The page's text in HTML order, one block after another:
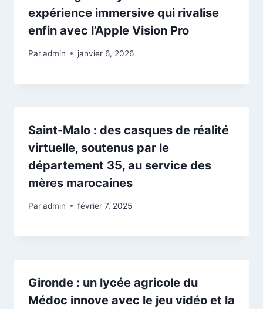
expérience immersive qui rivalise
enfin avec l’Apple Vision Pro
Paradmin janvier 6, 2026
Saint-Malo : des casques de réalité
virtuelle, soutenus par le
département 35, au service des
mères marocaines
Paradmin février 7, 2025
Gironde : un lycée agricole du
Médoc innove avec le jeu vidéo et la